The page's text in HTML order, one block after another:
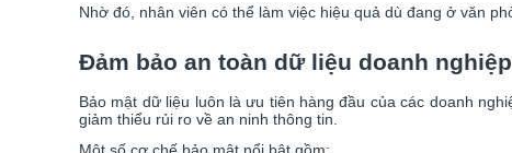
Nhờ đó, nhân viên có thể làm việc hiệu quả dù đang ở văn
Đảm bảo an toàn dữ liệu doanh nghiệp
Bảo mật dữ liệu luôn là ưu tiên hàng đầu của các doanh
giảm thiểu rủi ro về an ninh thông tin.